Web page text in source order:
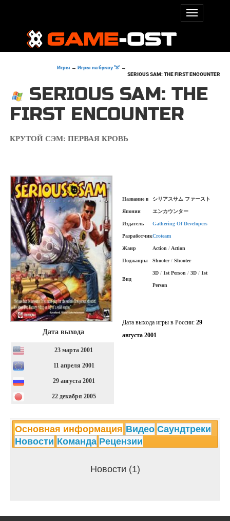
Игры → Игры на букву "S"→
SERIOUS SAM: THE FIRST ENCOUNTER
SERIOUS SAM: THE
FIRST ENCOUNTER
КРУТОЙ СЭМ: ПЕРВАЯ КРОВЬ
Дата выхода
23 марта 2001
11 апреля 2001
29 августа 2001
22 декабря 2005
Название в
Японии
シリアスサム ファースト
エンカウンター
Издатель Gathering Of Developers
РазработчикCroteam
Жанр Action/ Action
Поджанры Shooter/ Shooter
Вид
3D/ 1st Person/ 3D/ 1st
Person
Дата выхода игры в России:29
августа 2001
Основная информация Видео Саундтреки
Новости Команда Рецензии
Новости (1)